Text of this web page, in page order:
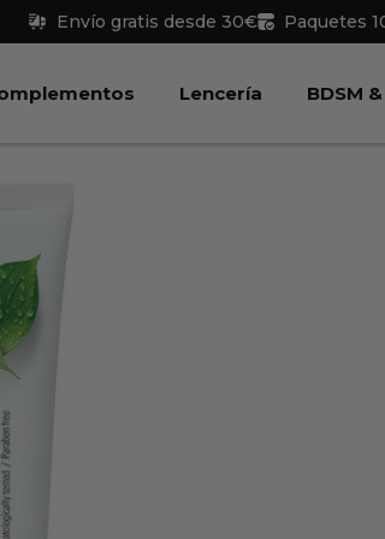
Envío gratis desde 30€ Paquetes
Juguetes Abrir Complementos
Lencería AbrirBDSM